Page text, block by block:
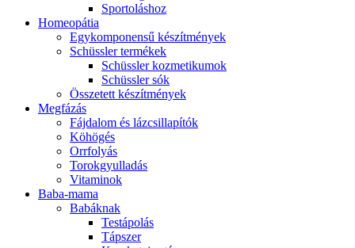
Sportoláshoz
Homeopátia
Egykomponensű készítmények
Schüssler termékek
Schüssler kozmetikumok
Schüssler sók
Összetett készítmények
Megfázás
Fájdalom és lázcsillapítók
Köhögés
Orrfolyás
Torokgyulladás
Vitaminok
Baba-mama
Babáknak
Testápolás
Tápszer